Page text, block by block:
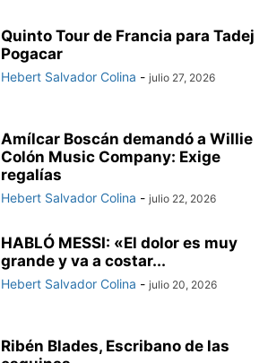
Quinto Tour de Francia para Tadej
Pogacar
Hebert Salvador Colina - julio 27, 2026
Amílcar Boscán demandó a Willie
Colón Music Company: Exige
regalías
Hebert Salvador Colina - julio 22, 2026
HABLÓ MESSI: «El dolor es muy
grande y va a costar...
Hebert Salvador Colina - julio 20, 2026
Ribén Blades, Escribano de las